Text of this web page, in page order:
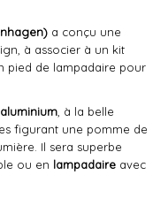
a conçu une
à associer à un kit
pied de lampadaire pour
aluminium , à la belle
figurant une pomme de
Il sera superbe
ou en lampadaire avec